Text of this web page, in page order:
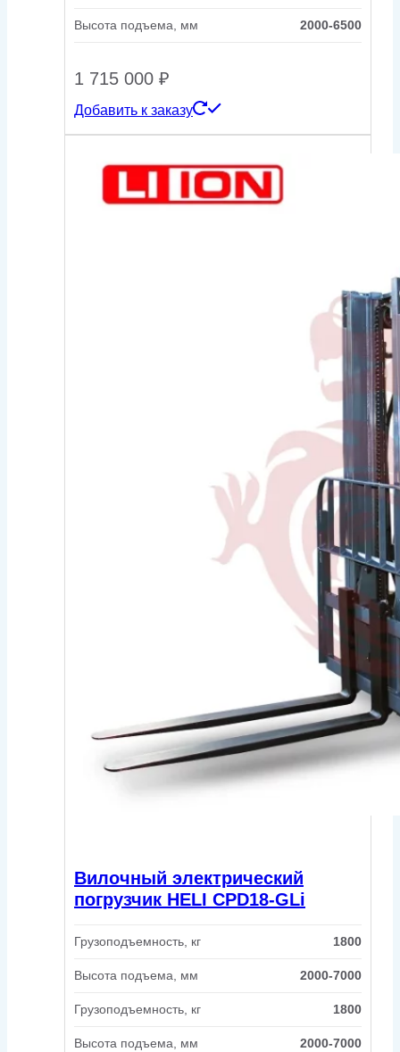
Высота подъема, мм 2000-6500
1 715 000 ₽
Добавить к заказу
Вилочный электрический
погрузчик HELI CPD18-GLi
Грузоподъемность, кг 1800
Высота подъема, мм 2000-7000
Грузоподъемность, кг 1800
Высота подъема, мм 2000-7000